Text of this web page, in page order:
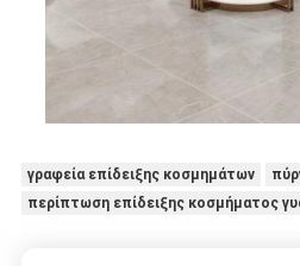
γραφεία επίδειξης κοσμημάτων
περίπτωση επίδειξης κοσμήματος